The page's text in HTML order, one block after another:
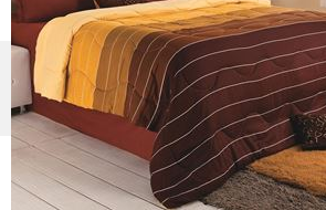
©2026 - casapratica.net - p.iva 03338800984